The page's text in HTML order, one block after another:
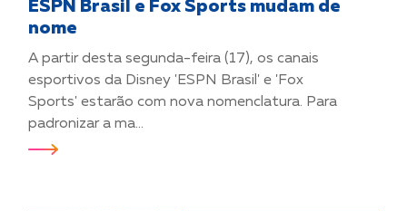
ESPN Brasil e Fox Sports mudam de
nome
A partir desta segunda-feira (17), os canais
esportivos da Disney 'ESPN Brasil' e 'Fox
Sports' estarão com nova nomenclatura. Para
padronizar a ma...